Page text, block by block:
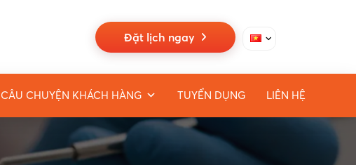
Đặt lịch ngay
CÂU CHUYỆN KHÁCH HÀNG TUYỂN DỤNG LIÊN HỆ